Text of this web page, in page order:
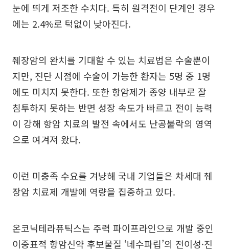
눈에 띄게 저조한 수치다. 특히 원격전이 단계인 경우
에는 2.4%로 턱없이 낮아진다.
췌장암의 완치를 기대할 수 있는 치료법은 수술뿐이
지만, 진단 시점에 수술이 가능한 환자는 5명 중 1명
에도 미치지 못한다. 또한 항암제가 종양 내부로 잘
침투하지 못하는 반면 성장 속도가 빠르고 전이 능력
이 강해 항암 치료의 발전 속에서도 난공불락의 영역
으로 여겨져 왔다.
이런 미충족 수요를 겨냥해 국내 기업들은 차세대 췌
장암 치료제 개발에 역량을 집중하고 있다.
온코닉테라퓨틱스는 주력 파이프라인으로 개발 중인
이중표적 항암신약 후보물질 ‘네수파립’의 전이성·진